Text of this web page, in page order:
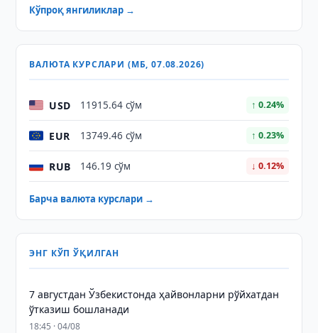
Кўпроқ янгиликлар →
ВАЛЮТА КУРСЛАРИ (МБ, 07.08.2026)
USD 11915.64 сўм ↑ 0.24%
EUR 13749.46 сўм ↑ 0.23%
RUB 146.19 сўм ↓ 0.12%
Барча валюта курслари →
ЭНГ КЎП ЎҚИЛГАН
7 августдан Ўзбекистонда ҳайвонларни рўйхатдан
ўтказиш бошланади
18:45 · 04/08